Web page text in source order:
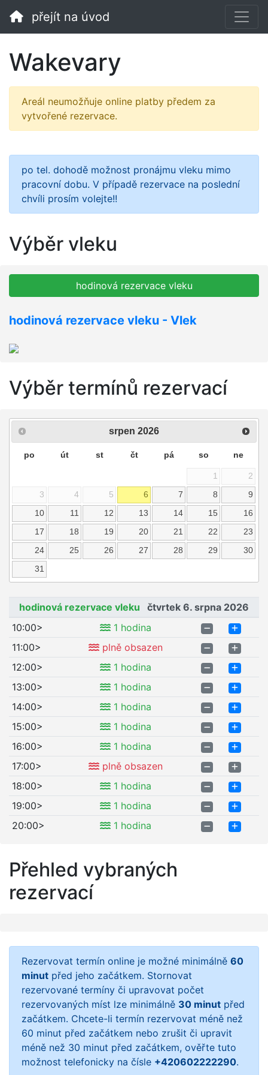
přejít na úvod
Wakevary
Areál neumožňuje online platby předem za
vytvořené rezervace.
po tel. dohodě možnost pronájmu vleku mimo
pracovní dobu. V případě rezervace na poslední
chvíli prosím volejte!!
Výběr vleku
hodinová rezervace vleku
hodinová rezervace vleku - Vlek
Výběr termínů rezervací
srpen 2026
po út st čt pá so ne
1
2
3
4 5 6 7 8
9
10
11 12 13 14 15
16
17
18 19 20 21 22
23
24
25 26 27 28 29
30
31
hodinová rezervace vleku
čtvrtek 6. srpna 2026
10:00>
1 hodina
11:00>
plně obsazen
12:00>
1 hodina
13:00>
1 hodina
14:00>
1 hodina
15:00>
1 hodina
16:00>
1 hodina
17:00>
plně obsazen
18:00>
1 hodina
19:00>
1 hodina
20:00>
1 hodina
Přehled vybraných
rezervací
Rezervovat termín online je možné minimálně 60
minut před jeho začátkem. Stornovat
rezervované termíny či upravovat počet
rezervovaných míst lze minimálně 30 minut před
začátkem. Chcete-li termín rezervovat méně než
60 minut před začátkem nebo zrušit či upravit
méně než 30 minut před začátkem, ověřte tuto
možnost telefonicky na čísle +420602222290.